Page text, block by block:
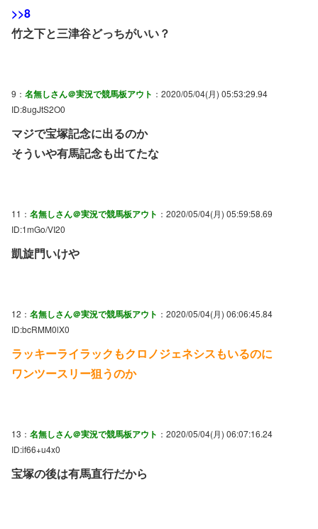
>>8
竹之下と三津谷どっちがいい？
9： 名無しさん＠実況で競馬板アウト ：2020/05/04(月) 05:53:29.94
ID:8ugJtS2O0
マジで宝塚記念に出るのか
そういや有馬記念も出てたな
11： 名無しさん＠実況で競馬板アウト ：2020/05/04(月) 05:59:58.69
ID:1mGo/VI20
凱旋門いけや
12： 名無しさん＠実況で競馬板アウト ：2020/05/04(月) 06:06:45.84
ID:bcRMM0lX0
ラッキーライラックもクロノジェネシスもいるのに
ワンツースリー狙うのか
13： 名無しさん＠実況で競馬板アウト ：2020/05/04(月) 06:07:16.24
ID:if66+u4x0
宝塚の後は有馬直行だから